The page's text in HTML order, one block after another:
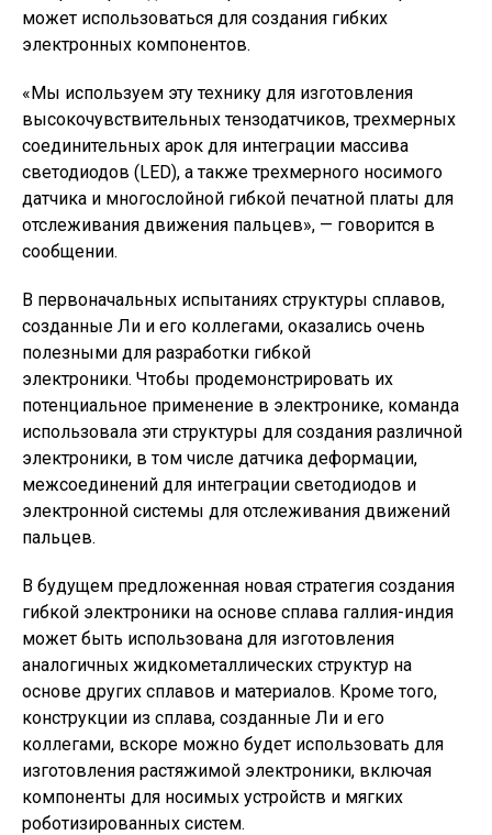
может использоваться для создания гибких
электронных компонентов.
«Мы используем эту технику для изготовления
высокочувствительных тензодатчиков, трехмерных
соединительных арок для интеграции массива
светодиодов (LED), а также трехмерного носимого
датчика и многослойной гибкой печатной платы для
отслеживания движения пальцев», — говорится в
сообщении.
В первоначальных испытаниях структуры сплавов,
созданные Ли и его коллегами, оказались очень
полезными для разработки гибкой
электроники. Чтобы продемонстрировать их
потенциальное применение в электронике, команда
использовала эти структуры для создания различной
электроники, в том числе датчика деформации,
межсоединений для интеграции светодиодов и
электронной системы для отслеживания движений
пальцев.
В будущем предложенная новая стратегия создания
гибкой электроники на основе сплава галлия-индия
может быть использована для изготовления
аналогичных жидкометаллических структур на
основе других сплавов и материалов. Кроме того,
конструкции из сплава, созданные Ли и его
коллегами, вскоре можно будет использовать для
изготовления растяжимой электроники, включая
компоненты для носимых устройств и мягких
роботизированных систем.